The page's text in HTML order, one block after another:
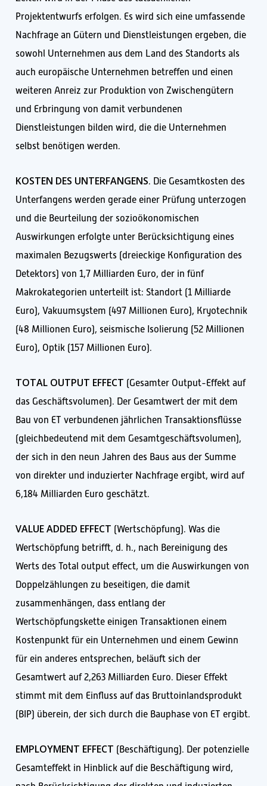
Projektentwurfs erfolgen. Es wird sich eine umfassende
Nachfrage an Gütern und Dienstleistungen ergeben, die
sowohl Unternehmen aus dem Land des Standorts als
auch europäische Unternehmen betreffen und einen
weiteren Anreiz zur Produktion von Zwischengütern
und Erbringung von damit verbundenen
Dienstleistungen bilden wird, die die Unternehmen
selbst benötigen werden.
KOSTEN DES UNTERFANGENS. Die Gesamtkosten des
Unterfangens werden gerade einer Prüfung unterzogen
und die Beurteilung der sozioökonomischen
Auswirkungen erfolgte unter Berücksichtigung eines
maximalen Bezugswerts (dreieckige Konfiguration des
Detektors) von 1,7 Milliarden Euro, der in fünf
Makrokategorien unterteilt ist: Standort (1 Milliarde
Euro), Vakuumsystem (497 Millionen Euro), Kryotechnik
(48 Millionen Euro), seismische Isolierung (52 Millionen
Euro), Optik (157 Millionen Euro).
TOTAL OUTPUT EFFECT (Gesamter Output-Effekt auf
das Geschäftsvolumen). Der Gesamtwert der mit dem
Bau von ET verbundenen jährlichen Transaktionsflüsse
(gleichbedeutend mit dem Gesamtgeschäftsvolumen),
der sich in den neun Jahren des Baus aus der Summe
von direkter und induzierter Nachfrage ergibt, wird auf
6,184 Milliarden Euro geschätzt.
VALUE ADDED EFFECT (Wertschöpfung). Was die
Wertschöpfung betrifft, d. h., nach Bereinigung des
Werts des Total output effect, um die Auswirkungen von
Doppelzählungen zu beseitigen, die damit
zusammenhängen, dass entlang der
Wertschöpfungskette einigen Transaktionen einem
Kostenpunkt für ein Unternehmen und einem Gewinn
für ein anderes entsprechen, beläuft sich der
Gesamtwert auf 2,263 Milliarden Euro. Dieser Effekt
stimmt mit dem Einfluss auf das Bruttoinlandsprodukt
(BIP) überein, der sich durch die Bauphase von ET ergibt.
EMPLOYMENT EFFECT (Beschäftigung). Der potenzielle
Gesamteffekt in Hinblick auf die Beschäftigung wird,